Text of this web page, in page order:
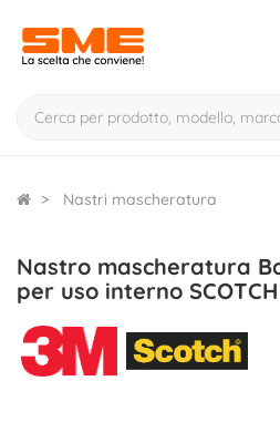
Nastri mascheratura
Nastro mascheratura
per uso interno